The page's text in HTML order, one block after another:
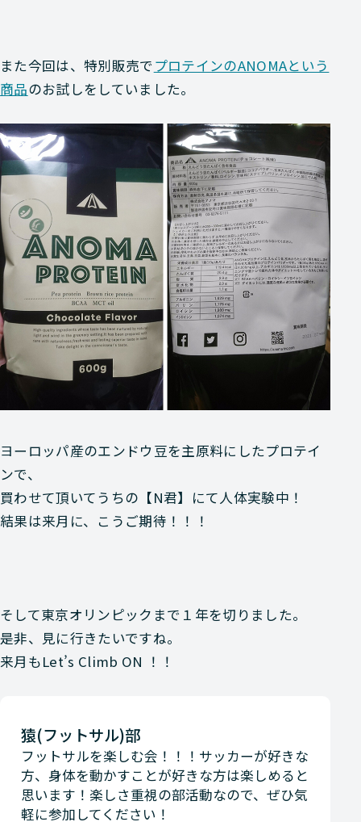
また今回は、特別販売でプロテインのANOMAという
商品のお試しをしていました。
ヨーロッパ産のエンドウ豆を主原料にしたプロテイ
ンで、
買わせて頂いてうちの【N君】にて人体実験中！
結果は来月に、こうご期待！！！
そして東京オリンピックまで１年を切りました。
是非、見に行きたいですね。
来月もLet’s Climb ON ！！
猿(フットサル)部
フットサルを楽しむ会！！！サッカーが好きな
方、身体を動かすことが好きな方は楽しめると
思います！楽しさ重視の部活動なので、ぜひ気
軽に参加してください！